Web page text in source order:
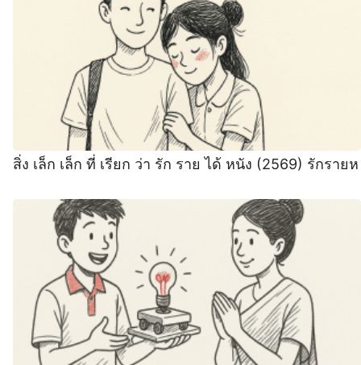
สิ่ง เล็ก เล็ก ที่ เรียก ว่า รัก ราย ได้ หนัง (2569) รักรายห